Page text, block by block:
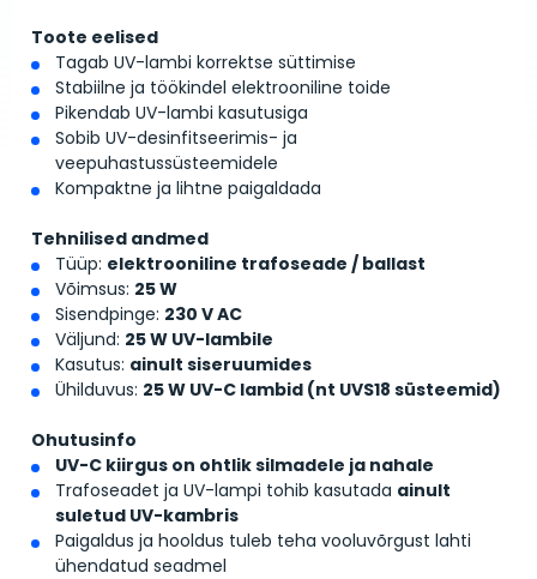
Toote eelised
Tagab UV-lambi korrektse süttimise
Stabiilne ja töökindel elektrooniline toide
Pikendab UV-lambi kasutusiga
Sobib UV-desinfitseerimis- ja
veepuhastussüsteemidele
Kompaktne ja lihtne paigaldada
Tehnilised andmed
Tüüp: elektrooniline trafoseade / ballast
Võimsus: 25 W
Sisendpinge: 230 V AC
Väljund: 25 W UV-lambile
Kasutus: ainult siseruumides
Ühilduvus: 25 W UV-C lambid (nt UVS18 süsteemid)
Ohutusinfo
UV-C kiirgus on ohtlik silmadele ja nahale
Trafoseadet ja UV-lampi tohib kasutada ainult
suletud UV-kambris
Paigaldus ja hooldus tuleb teha vooluvõrgust lahti
ühendatud seadmel